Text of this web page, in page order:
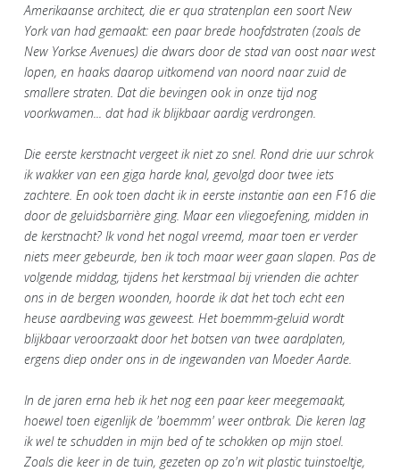
Amerikaanse architect, die er qua stratenplan een soort New
York van had gemaakt: een paar brede hoofdstraten (zoals de
New Yorkse Avenues) die dwars door de stad van oost naar west
lopen, en haaks daarop uitkomend van noord naar zuid de
smallere straten. Dat die bevingen ook in onze tijd nog
voorkwamen... dat had ik blijkbaar aardig verdrongen.
Die eerste kerstnacht vergeet ik niet zo snel. Rond drie uur schrok
ik wakker van een giga harde knal, gevolgd door twee iets
zachtere. En ook toen dacht ik in eerste instantie aan een F16 die
door de geluidsbarrière ging. Maar een vliegoefening, midden in
de kerstnacht? Ik vond het nogal vreemd, maar toen er verder
niets meer gebeurde, ben ik toch maar weer gaan slapen. Pas de
volgende middag, tijdens het kerstmaal bij vrienden die achter
ons in de bergen woonden, hoorde ik dat het toch echt een
heuse aardbeving was geweest. Het boemmm-geluid wordt
blijkbaar veroorzaakt door het botsen van twee aardplaten,
ergens diep onder ons in de ingewanden van Moeder Aarde.
In de jaren erna heb ik het nog een paar keer meegemaakt,
hoewel toen eigenlijk de 'boemmm' weer ontbrak. Die keren lag
ik wel te schudden in mijn bed of te schokken op mijn stoel.
Zoals die keer in de tuin, gezeten op zo'n wit plastic tuinstoeltje,